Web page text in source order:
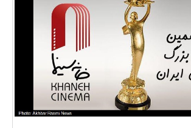
بانک، بیمه و سرمایه
مسکن و ساختمان